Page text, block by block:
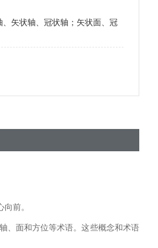
、矢状轴、冠状轴；矢状面、冠
前。
、面和方位等术语。这些概念和术语